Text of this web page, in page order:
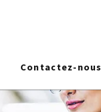
Contactez-nous